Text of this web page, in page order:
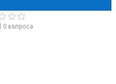
0 въпроса